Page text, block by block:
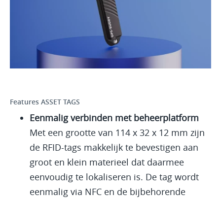
Features ASSET TAGS
Eenmalig verbinden met beheerplatform
Met een grootte van 114 x 32 x 12 mm zijn
de RFID-tags makkelijk te bevestigen aan
groot en klein materieel dat daarmee
eenvoudig te lokaliseren is. De tag wordt
eenmalig via NFC en de bijbehorende